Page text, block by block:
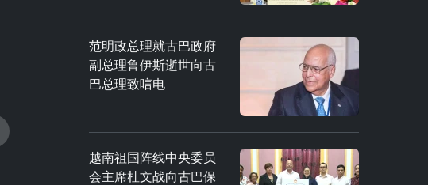
范明政总理就古巴政府
副总理鲁伊斯逝世向古
巴总理致唁电
越南祖国阵线中央委员
会主席杜文战向古巴保